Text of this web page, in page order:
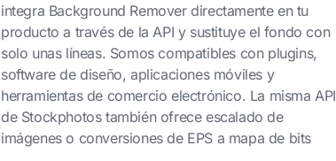
integra Background Remover directamente en tu
producto a través de la API y sustituye el fondo con
solo unas líneas. Somos compatibles con plugins,
software de diseño, aplicaciones móviles y
herramientas de comercio electrónico. La misma API
de Stockphotos también ofrece escalado de
imágenes o conversiones de EPS a mapa de bits